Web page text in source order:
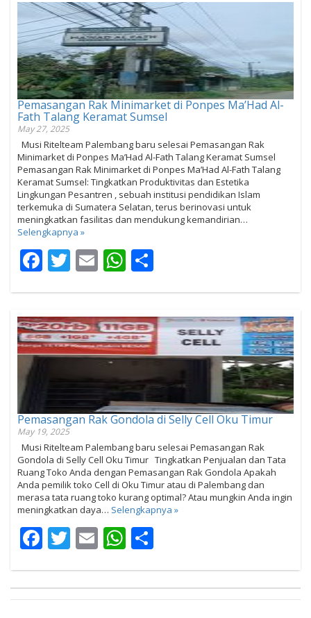
Pemasangan Rak Minimarket di Ponpes Ma’Had Al-
Fath Talang Keramat Sumsel
May 27, 2025
Musi Ritelteam Palembang baru selesai Pemasangan Rak
Minimarket di Ponpes Ma’Had Al-Fath Talang Keramat Sumsel
Pemasangan Rak Minimarket di Ponpes Ma’Had Al-Fath Talang
Keramat Sumsel: Tingkatkan Produktivitas dan Estetika
Lingkungan Pesantren , sebuah institusi pendidikan Islam
terkemuka di Sumatera Selatan, terus berinovasi untuk
meningkatkan fasilitas dan mendukung kemandirian…
Selengkapnya »
Facebook
Twitter
EmailWhatsApp
Pemasangan Rak Gondola di Selly Cell Oku Timur
May 19, 2025
Musi Ritelteam Palembang baru selesai Pemasangan Rak
Gondola di Selly Cell Oku Timur Tingkatkan Penjualan dan Tata
Ruang Toko Anda dengan Pemasangan Rak Gondola Apakah
Anda pemilik toko Cell di Oku Timur atau di Palembang dan
merasa tata ruang toko kurang optimal? Atau mungkin Anda ingin
meningkatkan daya… Selengkapnya »
Facebook
Twitter
EmailWhatsApp